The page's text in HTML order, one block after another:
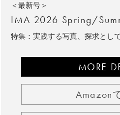
＜最新号＞
IMA 2026 Spring/
特集：実践する写真、探求とし
MORE
Amazon